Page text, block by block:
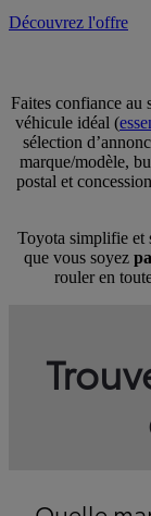
Faites confiance au
véhicule idéal (
sélection
marque/modèle,
postal et
Toyota simplifie et
que vous soyez
rouler en